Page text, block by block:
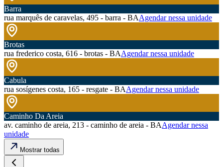
Barra
rua marquês de caravelas, 495 - barra - BAAgendar nessa unidade
Brotas
rua frederico costa, 616 - brotas - BAAgendar nessa unidade
Cabula
rua sosígenes costa, 165 - resgate - BAAgendar nessa unidade
Caminho Da Areia
av. caminho de areia, 213 - caminho de areia - BAAgendar nessa
unidade
Mostrar todas